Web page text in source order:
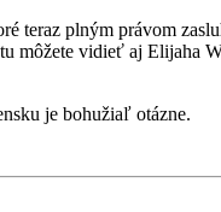
teraz plným právom
môžete vidieť aj Elijaha
je bohužiaľ otázne.